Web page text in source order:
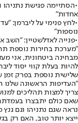
•הסתיימה פגישת נתניהו
אחדות"
•לחץ פנימי על ליברמן:
נוספות"
•פנייה לאדלשטיין: "השב
"מערכת בחירות נוספת
מבחינה ביטחונית, אני
להיות בעלת קווי יסוד
שלישית נוספת בפרק זמן
"העדיפות הראשונה
צריך למצות תהליכים
שאם כולם יתבצרו
נראה שגם נתניהו וגם
ייצא יותר טוב, האם רק